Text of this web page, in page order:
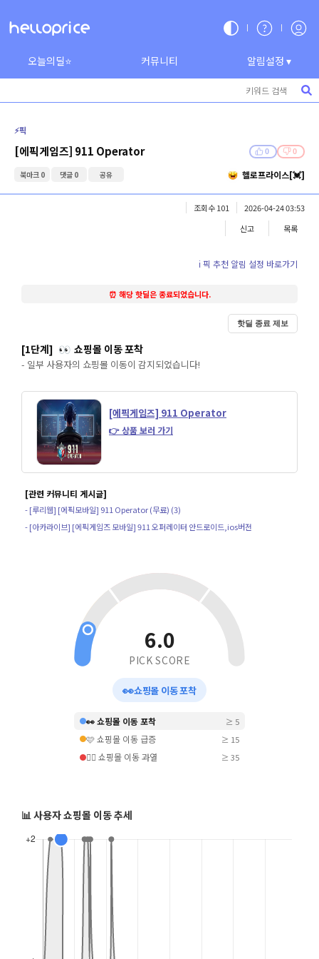
오늘의딜⭐ 커뮤니티 알림설정 ▾
⚡️픽
[에픽게임즈] 911 Operator 0 0
북마크 0 댓글 0 공유 헬로프라이스[💓]
조회수 101
2026-04-24 03:53
신고
목록
ℹ️ 픽 추천 알림 설정 바로가기
⏰ 해당 핫딜은 종료되었습니다.
핫딜 종료 제보
[1단계] 👀 쇼핑몰 이동 포착
- 일부 사용자의 쇼핑몰 이동이 감지되었습니다!
[에픽게임즈] 911 Operator
👉 상품 보러 가기
[관련 커뮤니티 게시글]
- [루리웹] [에픽모바일] 911 Operator (무료) (3)
- [아카라이브] [에픽게임즈 모바일] 911 오퍼레이터 안드로이드,ios버전
6.0
PICK SCORE
👀쇼핑몰 이동 포착
👀 쇼핑몰 이동 포착 ≥ 5
🩷 쇼핑몰 이동 급증 ≥ 15
❤️‍🔥 쇼핑몰 이동 과열 ≥ 35
📊 사용자 쇼핑몰 이동 추세